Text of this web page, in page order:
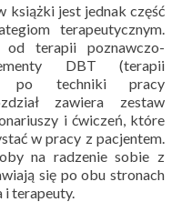
książki jest jednak część
terapeutycznym.
od terapii poznawczo-
DBT (terapii
po techniki pracy
zawiera zestaw
i ćwiczeń, które
w pracy z pacjentem.
na radzenie sobie z
się po obu stronach
terapeuty.